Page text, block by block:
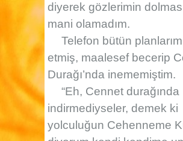
diyerek gözlerimin
mani olamadım.
Telefon bütün
etmiş, maalesef becerip
Durağı’nda inememiştim.
“Eh, Cennet durağında
indirmediyseler, demek ki
yolculuğun Cehenneme